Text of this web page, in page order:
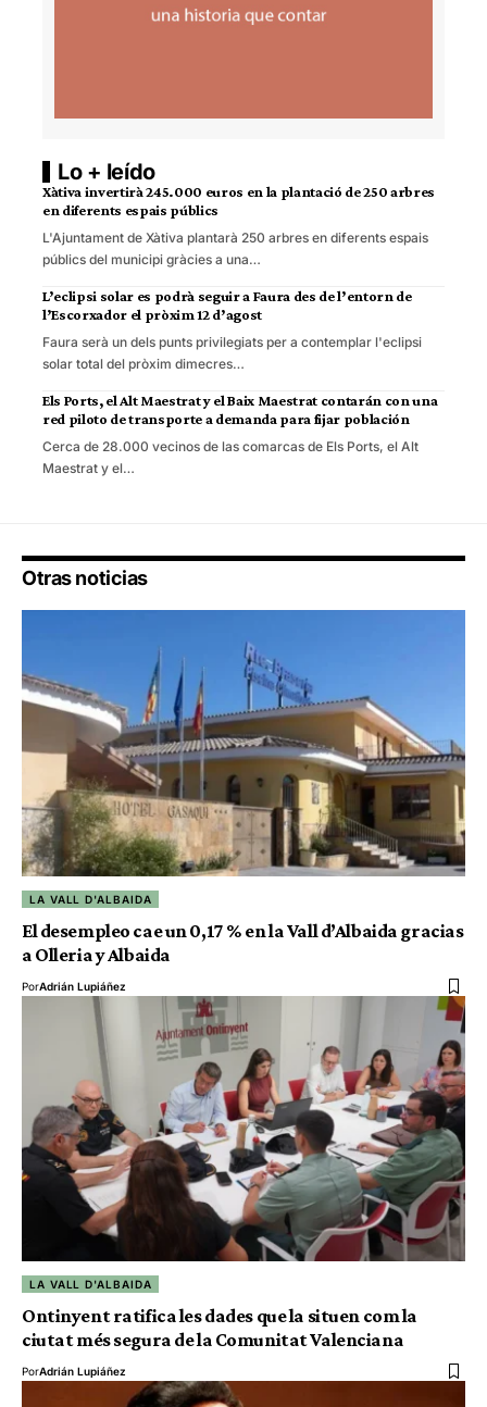
Lo + leído
Xàtiva invertirà 245.000 euros en la plantació de 250 arbres
en diferents espais públics
L'Ajuntament de Xàtiva plantarà 250 arbres en diferents espais
públics del municipi gràcies a una…
L’eclipsi solar es podrà seguir a Faura des de l’entorn de
l’Escorxador el pròxim 12 d’agost
Faura serà un dels punts privilegiats per a contemplar l'eclipsi
solar total del pròxim dimecres…
Els Ports, el Alt Maestrat y el Baix Maestrat contarán con una
red piloto de transporte a demanda para fijar población
Cerca de 28.000 vecinos de las comarcas de Els Ports, el Alt
Maestrat y el…
Otras noticias
LA VALL D'ALBAIDA
El desempleo cae un 0,17 % en la Vall d’Albaida gracias
a Olleria y Albaida
PorAdrián Lupiáñez
LA VALL D'ALBAIDA
Ontinyent ratifica les dades que la situen com la
ciutat més segura de la Comunitat Valenciana
PorAdrián Lupiáñez